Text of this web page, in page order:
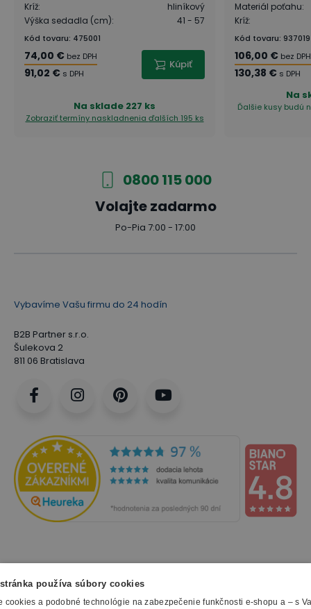
Kríž:
hliníkový
Výška sedadla (cm): 41 - 57
Kód tovaru: 475001
74,00 € bez DPH
91,02 € s DPH
Kúpiť
Na sklade 227 ks
Zobraziť termíny naskladnenia ďalších 195 ks
Materiál poťahu:
Kríž:
Kód tovaru: 937019
106,00 € bez DPH
130,38 € s DPH
Na
Ďalšie kusy budú
0800 115 000
Volajte zadarmo
Po-Pia 7:00 - 17:00
Vybavíme Vašu firmu do 24 hodín
B2B Partner s.r.o.
Šulekova 2
811 06 Bratislava
NAKUPOVANIE
používa súbory cookies
cookies a podobné technológie na zabezpečenie funkčnosti e-shopu a – s